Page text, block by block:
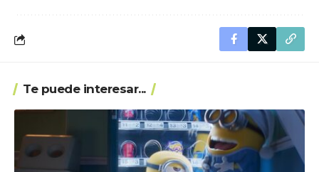
Te puede interesar...